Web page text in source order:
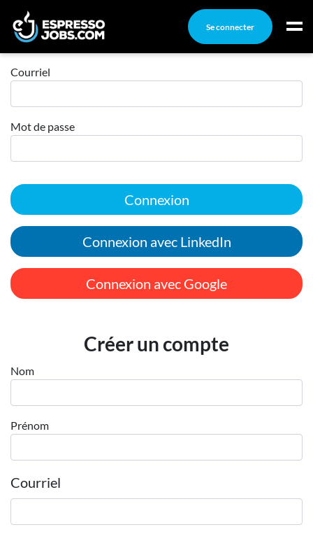
Se connecter
Connexion
Emplois
Ma boîte à outils
Conseils carrière
Nos chroniques
Inscrivez-vous à l'infolettre
Publiez une offre d'emploi
Connexion
Courriel
Mot de passe
Connexion
Connexion avec LinkedIn
Connexion avec Google
Créer un compte
Nom
Prénom
Courriel